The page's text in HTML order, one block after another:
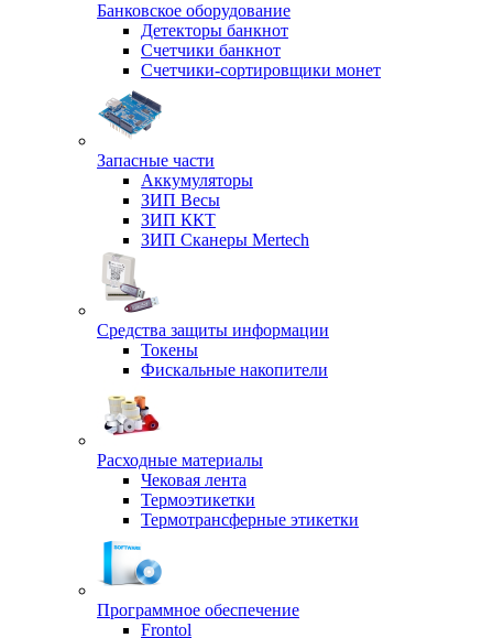
Банковское оборудование
Детекторы банкнот
Счетчики банкнот
Счетчики-сортировщики монет
Запасные части
Аккумуляторы
ЗИП Весы
ЗИП ККТ
ЗИП Сканеры Mertech
Средства защиты информации
Токены
Фискальные накопители
Расходные материалы
Чековая лента
Термоэтикетки
Термотрансферные этикетки
Программное обеспечение
Frontol